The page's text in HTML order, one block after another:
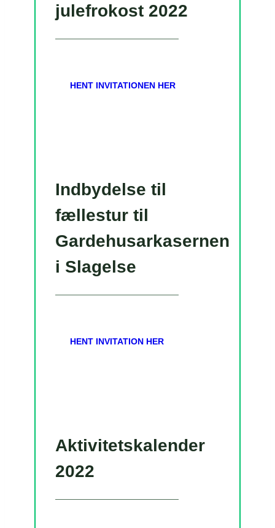
julefrokost 2022
HENT INVITATIONEN HER
Indbydelse til
fællestur til
Gardehusarkasernen
i Slagelse
HENT INVITATION HER
Aktivitetskalender
2022